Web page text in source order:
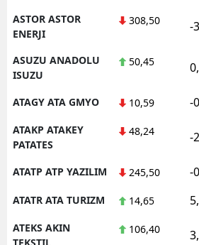
ASTOR ASTOR
ENERJI
308,50 -
ASUZU ANADOLU
ISUZU
50,45
ATAGY ATA GMYO 10,59 -
ATAKP ATAKEY
PATATES
48,24 -
ATATP ATP YAZILIM 245,50 -
ATATR ATA TURIZM 14,65
ATEKS AKIN
TEKSTIL
106,40